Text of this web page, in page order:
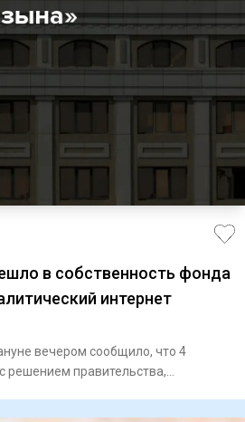
в собственность фонда
интернет
вечером сообщило, что 4
решением правительства,